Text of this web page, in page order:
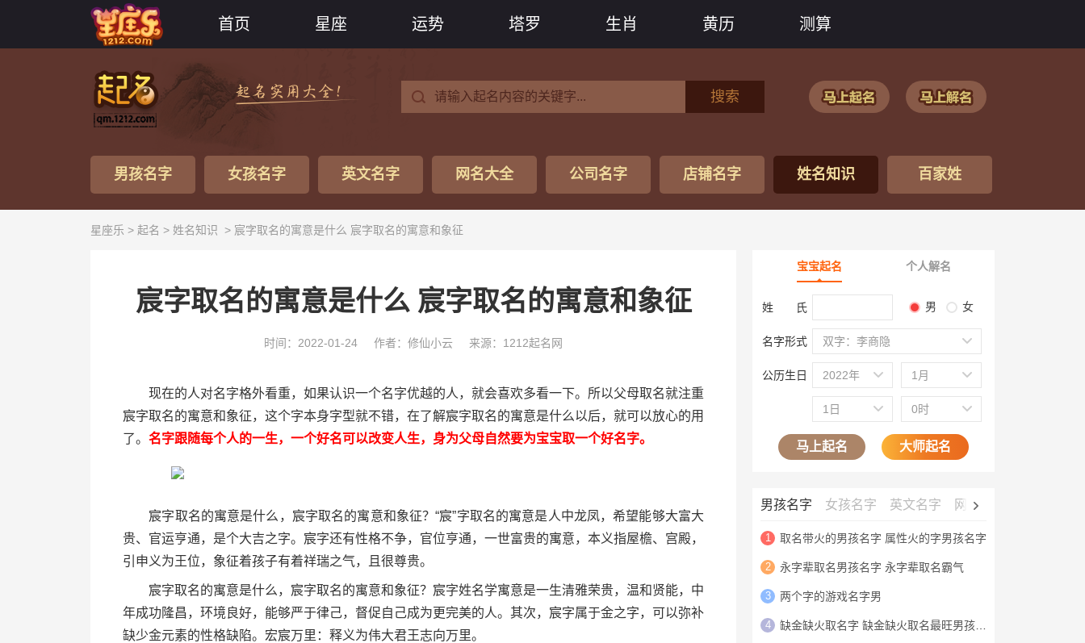
首页 星座 运势 塔罗 生肖 黄历 测算
搜索
男孩名字 女孩名字 英文名字 网名大全 公司名字 店铺名字 姓名知识 百家姓
星座乐 > 起名 > 姓名知识 > 宸字取名的寓意是什么 宸字取名的寓意和象征
宸字取名的寓意是什么 宸字取名的寓意和象征
时间：2022-01-24 作者：修仙小云 来源：1212起名网
现在的人对名字格外看重，如果认识一个名字优越的人，就会喜欢多看一下。所以父母取名就注重
宸字取名的寓意和象征，这个字本身字型就不错，在了解宸字取名的寓意是什么以后，就可以放心的用
了。 名字跟随每个人的一生，一个好名可以改变人生，身为父母自然要为宝宝取一个好名字。
宸字取名的寓意是什么，宸字取名的寓意和象征？“宸”字取名的寓意是人中龙凤，希望能够大富大
贵、官运亨通，是个大吉之字。宸字还有性格不争，官位亨通，一世富贵的寓意，本义指屋檐、宫殿，
引申义为王位，象征着孩子有着祥瑞之气，且很尊贵。
宸字取名的寓意是什么，宸字取名的寓意和象征？宸字姓名学寓意是一生清雅荣贵，温和贤能，中
年成功隆昌，环境良好，能够严于律己，督促自己成为更完美的人。其次，宸字属于金之字，可以弥补
缺少金元素的性格缺陷。宏宸万里：释义为伟大君王志向万里。
宝宝起名 个人解名
姓 氏 男 女
名字形式 双字：李商隐
公历生日 2022年 1月
1日 0时
马上起名 大师起名
男孩名字 女孩名字 英文名字 网名大全
1 取名带火的男孩名字 属性火的字男孩名字
2 永字辈取名男孩名字 永字辈取名霸气
3 两个字的游戏名字男
4 缺金缺火取名字 缺金缺火取名最旺男孩名字